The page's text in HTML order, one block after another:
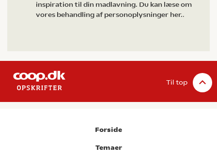
inspiration til din madlavning. Du kan læse om
vores behandling af personoplysninger her..
Til top
Forside
Temaer